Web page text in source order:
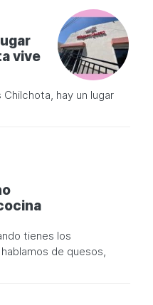
vive
hay un lugar
tienes los
de quesos,